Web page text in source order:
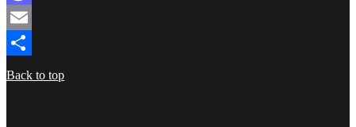
Mastodon
Email
Compartir
Back to top